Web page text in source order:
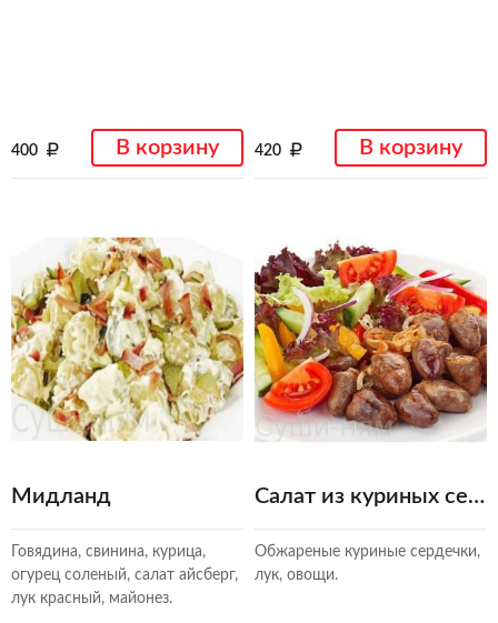
400 В корзину 420 В корзину
Мидланд
Говядина, свинина, курица,
огурец соленый, салат айсберг,
лук красный, майонез.
Салат из куриных сердец
Обжареные куриные сердечки,
лук, овощи.